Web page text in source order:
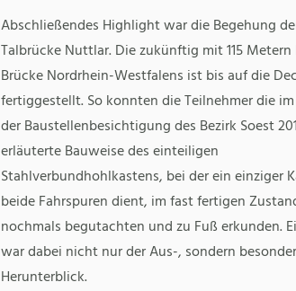
Abschließendes Highlight war die Begehung
Talbrücke Nuttlar. Die zukünftig mit 115
Brücke Nordrhein-Westfalens ist bis auf die
fertiggestellt. So konnten die Teilnehmer die
der Baustellenbesichtigung des Bezirk Soest
erläuterte Bauweise des einteiligen
Stahlverbundhohlkastens, bei der ein einziger
beide Fahrspuren dient, im fast fertigen
nochmals begutachten und zu Fuß erkunden.
war dabei nicht nur der Aus-, sondern
Herunterblick.